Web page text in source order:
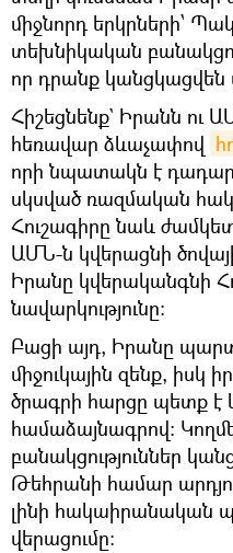
միջնորդ երկրների՝
տեխնիկական
որ դրանք
Հիշեցնենք` Իրանն ու
հեռավար ձևաչափով
որի նպատակն է
սկսված ռազմական
Հուշագիրը նաև
ԱՄՆ-ն կվերացնի
Իրանը կվերականգնի
նավարկությունը:
Բացի այդ, Իրանը
միջուկային զենք, իսկ
ծրագրի հարցը պետք է
համաձայնագրով:
բանակցություններ
Թեհրանի համար
լինի հակաիրանական
վերացումը։